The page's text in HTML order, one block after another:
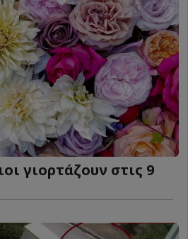
γιορτάζουν στις 9